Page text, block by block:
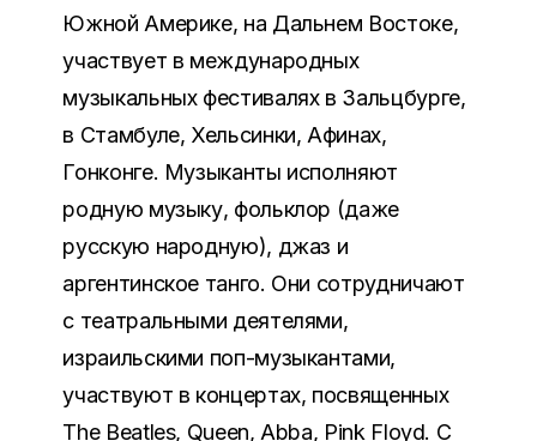
Южной Америке, на Дальнем Востоке,
участвует в международных
музыкальных фестивалях в Зальцбурге,
в Стамбуле, Хельсинки, Афинах,
Гонконге. Музыканты исполняют
родную музыку, фольклор (даже
русскую народную), джаз и
аргентинское танго. Они сотрудничают
с театральными деятелями,
израильскими поп-музыкантами,
участвуют в концертах, посвященных
The Beatles, Queen, Abba, Pink Floyd. С